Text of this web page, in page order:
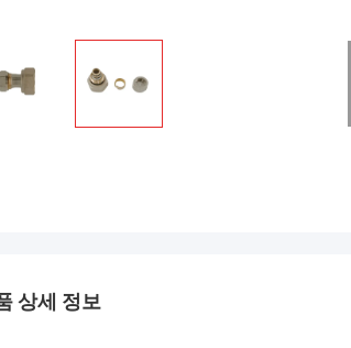
상세 정보